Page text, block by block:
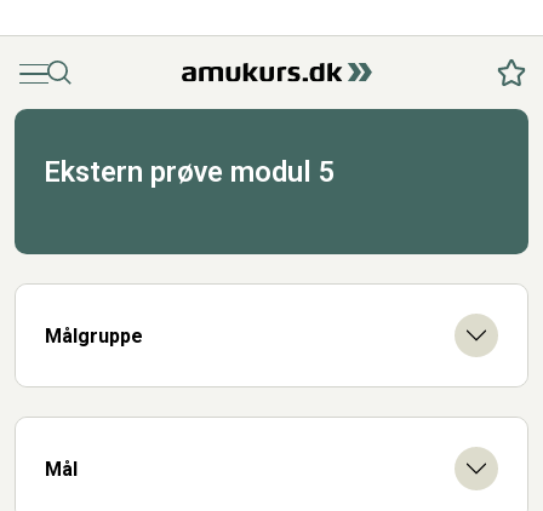
MenuSøg
Ekstern prøve modul 5
Målgruppe
Mål